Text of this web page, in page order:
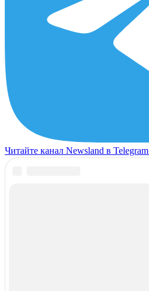
Читайте канал Newsland в Telegram